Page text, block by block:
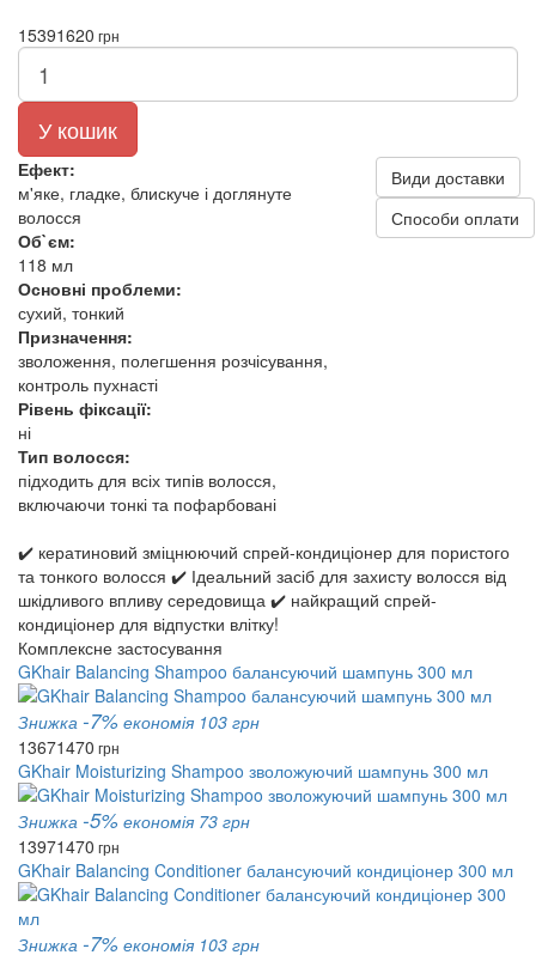
15391620 грн
У кошик
Ефект:
м'яке, гладке, блискуче і доглянуте
волосся
Об`єм:
118 мл
Основні проблеми:
сухий, тонкий
Призначення:
зволоження, полегшення розчісування,
контроль пухнасті
Рівень фіксації:
ні
Тип волосся:
підходить для всіх типів волосся,
включаючи тонкі та пофарбовані
Види доставки
Способи оплати
✔️ кератиновий зміцнюючий спрей-кондиціонер для пористого
та тонкого волосся ✔️ Ідеальний засіб для захисту волосся від
шкідливого впливу середовища ✔️ найкращий спрей-
кондиціонер для відпустки влітку!
Комплексне застосування
GKhair Balancing Shampoo балансуючий шампунь 300 мл
Знижка -7% економія 103 грн
13671470 грн
GKhair Moisturizing Shampoo зволожуючий шампунь 300 мл
Знижка -5% економія 73 грн
13971470 грн
GKhair Balancing Conditioner балансуючий кондиціонер 300 мл
Знижка -7% економія 103 грн